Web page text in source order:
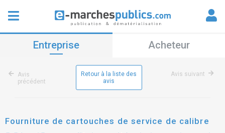
Entreprise Acheteur
Avis
précédent
Retour à la liste des
avis
Avis suivant
Fourniture de cartouches de service de calibre